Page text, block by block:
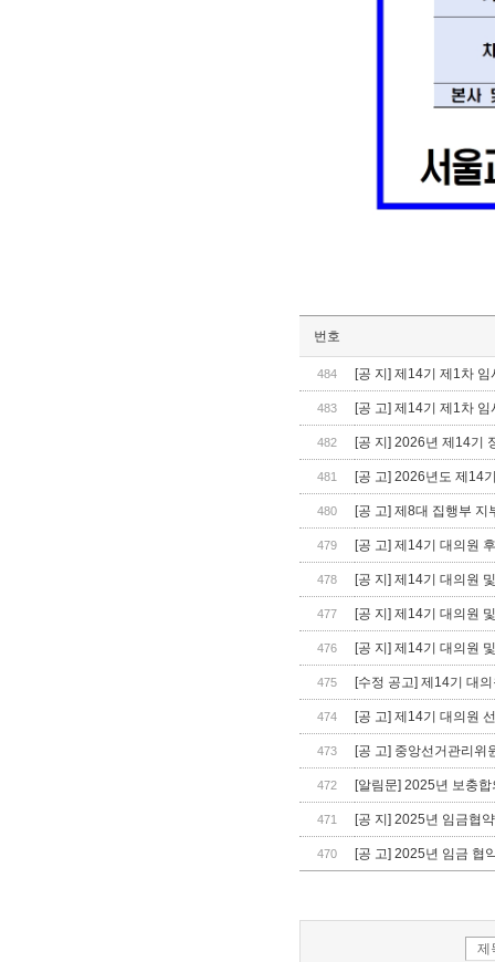
번호
484 [공 지] 제14기 제1차
483 [공 고] 제14기 제1차
482 [공 지] 2026년 제14기
481 [공 고] 2026년도 제14
480 [공 고] 제8대 집행부
479 [공 고] 제14기 대의원
478 [공 지] 제14기 대의원
477 [공 지] 제14기 대의원
476 [공 지] 제14기 대의원
475 [수정 공고] 제14기 대
474 [공 고] 제14기 대의원
473 [공 고] 중앙선거관리위
472 [알림문] 2025년 보충
471 [공 지] 2025년 임금협
470 [공 고] 2025년 임금 협
제